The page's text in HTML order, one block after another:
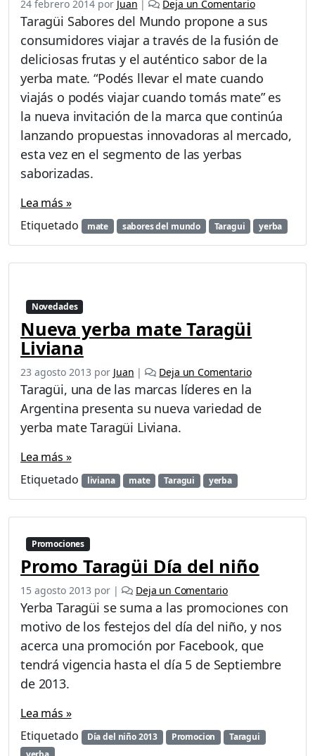
u
a
24 febrero 2014 por Juan | Deja un Comentario
Taragüi Sabores del Mundo propone a sus
consumidores viajar a través de la fusión de
deliciosas frutas y el auténtico sabor de la
yerba mate. “Podés llevar el mate cuando
viajás o podés viajar cuando tomás mate” es
la nueva invitación de la marca que continúa
lanzando propuestas innovadoras al mercado,
esta vez en el segmento de las yerbas
saborizadas.
Lea más »
Etiquetado
mate sabores del mundo Taragui yerba
Novedades
Nueva yerba mate Taragüi
Liviana
23 agosto 2013 por Juan | Deja un Comentario
Taragüi, una de las marcas líderes en la
Argentina presenta su nueva variedad de
yerba mate Taragüi Liviana.
Lea más »
Etiquetado
liviana mate Taragui yerba
Promociones
Promo Taragüi Día del niño
15 agosto 2013 por | Deja un Comentario
Yerba Taragüi se suma a las promociones con
motivo de los festejos del día del niño, y nos
acerca una promoción por Facebook, que
tendrá vigencia hasta el día 5 de Septiembre
de 2013.
Lea más »
Etiquetado
Día del niño 2013 Promocion
Taragui